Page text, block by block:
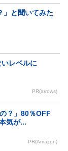
」と聞いてみた
レベルに
PR(arrows)
？」80％OFF
気が...
PR(Amazon)